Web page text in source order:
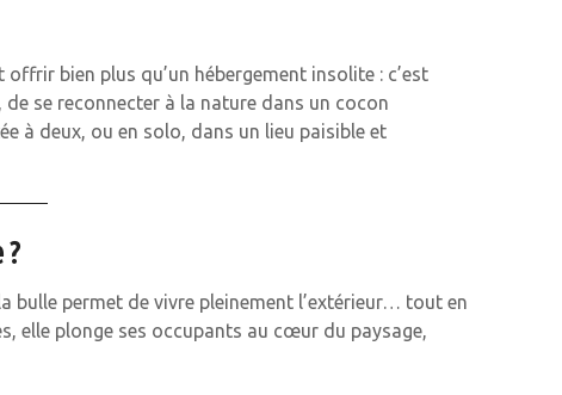
offrir bien plus qu’un hébergement insolite : c’est
se reconnecter à la nature dans un cocon
à deux, ou en solo, dans un lieu paisible et
bulle permet de vivre pleinement l’extérieur… tout en
elle plonge ses occupants au cœur du paysage,